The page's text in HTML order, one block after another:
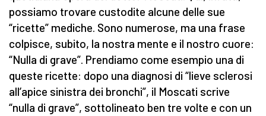
possiamo trovare custodite alcune delle sue
“ricette” mediche. Sono numerose, ma una frase
colpisce, subito, la nostra mente e il nostro cuore:
“Nulla di grave”. Prendiamo come esempio una di
queste ricette: dopo una diagnosi di “lieve sclerosi
all’apice sinistra dei bronchi”, il Moscati scrive
“nulla di grave”, sottolineato ben tre volte e con un